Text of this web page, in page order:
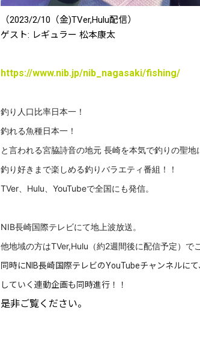
（2023/2/10（金)TVer,Hulu配信）
ゲスト: レギュラー 松本康太
https://www.nib.jp/nib_nagasaki/fishing/
釣り人口比率日本一！
釣れる魚種日本一！
と言われる宮脇詩音の地元 長崎を本気で釣りの聖地
釣り好きまで楽しめる釣りバラエティ番組！！
TVer、Hulu、YouTubeで全国にも発信。
NIB長崎国際テレビにて地上波放送。
他地域の方はTVer,Hulu（約2週間後に配信予定）で
同時にNIB長崎国際テレビのYouTubeチャンネルに
していく連動企画も同時進行！！
是非ご覧ください。